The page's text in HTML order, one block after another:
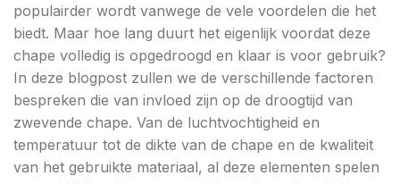
populairder wordt vanwege de vele voordelen die het
biedt. Maar hoe lang duurt het eigenlijk voordat deze
chape volledig is opgedroogd en klaar is voor gebruik?
In deze blogpost zullen we de verschillende factoren
bespreken die van invloed zijn op de droogtijd van
zwevende chape. Van de luchtvochtigheid en
temperatuur tot de dikte van de chape en de kwaliteit
van het gebruikte materiaal, al deze elementen spelen